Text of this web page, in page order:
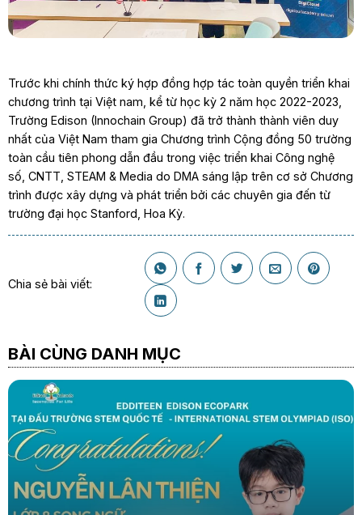
Trước khi chính thức ký hợp đồng hợp tác toàn quyền triển khai
chương trình tại Việt nam, kể từ học kỳ 2 năm học 2022-2023,
Trường Edison (Innochain Group) đã trở thành thành viên duy
nhất của Việt Nam tham gia Chương trình Cộng đồng 50 trường
toàn cầu tiên phong dẫn đầu trong việc triển khai Công nghệ
số, CNTT, STEAM & Media do DMA sáng lập trên cơ sở Chương
trình được xây dựng và phát triển bởi các chuyên gia đến từ
trường đại học Stanford, Hoa Kỳ.
Chia sẻ bài viết:
BÀI CÙNG DANH MỤC